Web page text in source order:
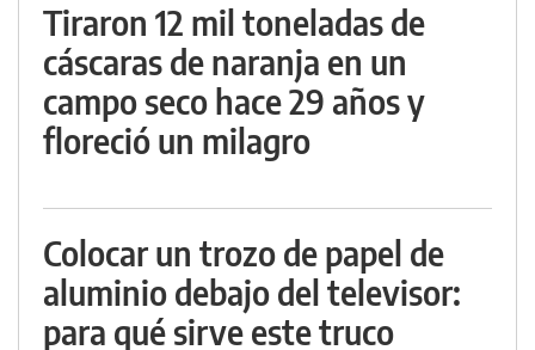
Tiraron 12 mil toneladas de
cáscaras de naranja en un
campo seco hace 29 años y
floreció un milagro
Colocar un trozo de papel de
aluminio debajo del televisor:
para qué sirve este truco